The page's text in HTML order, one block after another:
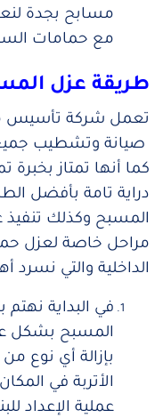
مسابح بجدة
مع حمامات
طريقة عزل
تعمل شركة تأسيس
صيانة وتشطيب جميع
كما أنها تمتاز
دراية تامة بأفضل
المسبح وكذلك تنفيذ
مراحل خاصة لعزل
الداخلية والتي نسرد
في البداية
المسبح بشكل
بإزالة أي نوع
الأتربة في
عملية الإعداد